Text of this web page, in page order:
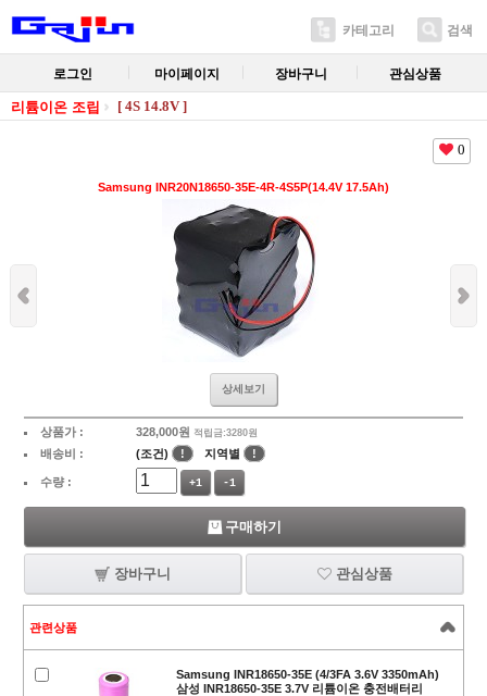
카테고리 검색
로그인 마이페이지 장바구니 관심상품
리튬이온 조립 [ 4S 14.8V ]
0
Samsung INR20N18650-35E-4R-4S5P(14.4V 17.5Ah)
상세보기
상품가 : 328,000원 적립금:3280원
배송비 : (조건) ! 지역별 !
수량 : +1 -1
구매하기
장바구니 관심상품
관련상품
Samsung INR18650-35E (4/3FA 3.6V 3350mAh)
삼성 INR18650-35E 3.7V 리튬이온 충전배터리